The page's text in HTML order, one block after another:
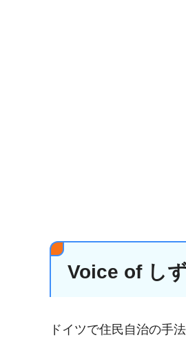
Voice of し
ドイツで住民自治の手